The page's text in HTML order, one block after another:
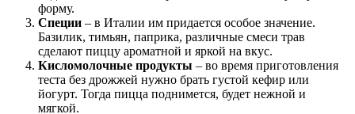
форму.
Специи – в Италии им придается особое значение.
Базилик, тимьян, паприка, различные смеси трав
сделают пиццу ароматной и яркой на вкус.
Кисломолочные продукты – во время приготовления
теста без дрожжей нужно брать густой кефир или
йогурт. Тогда пицца поднимется, будет нежной и
мягкой.